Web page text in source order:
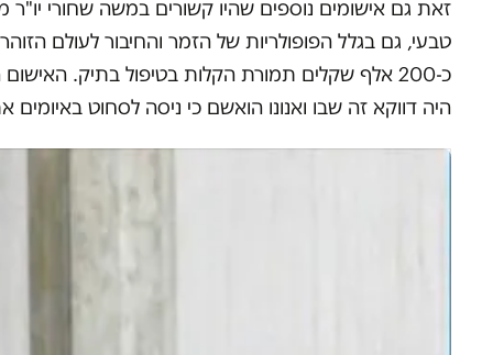
זאת גם אישומים נוספים שהיו קשורים במשה שחורי
טבעי, גם בגלל הפופולריות של הזמר והחיבור לעולם
כ-200 אלף שקלים תמורת הקלות בטיפול בתיק.
היה דווקא זה שבו ואנונו הואשם כי ניסה לסחוט באיומים